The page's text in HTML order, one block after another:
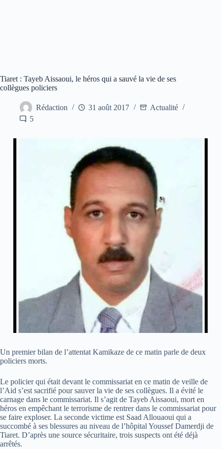
Tiaret : Tayeb Aissaoui, le héros qui a sauvé la vie de ses
collègues policiers
Rédaction 31 août 2017
Actualité
5
Un premier bilan de l’attentat Kamikaze de ce matin parle de deux
policiers morts.
Le policier qui était devant le commissariat en ce matin de veille de
l’Aid s’est sacrifié pour sauver la vie de ses collègues. Il a évité le
carnage dans le commissariat. Il s’agit de Tayeb Aissaoui, mort en
héros en empêchant le terrorisme de rentrer dans le commissariat pour
se faire exploser. La seconde victime est Saad Allouaoui qui a
succombé à ses blessures au niveau de l’hôpital Youssef Damerdji de
Tiaret. D’après une source sécuritaire, trois suspects ont été déjà
arrêtés.